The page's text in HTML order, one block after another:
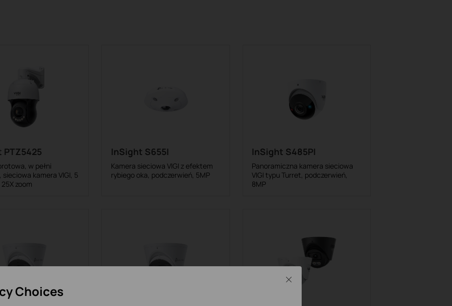
PTZ5425
w pełni
sieciowa kamera VIGI, 5
zoom
InSight S655I
Kamera sieciowa VIGI z efektem
rybiego oka, podczerwień, 5MP
InSight S485PI
Panoramiczna kamera sieciowa
VIGI typu Turret, podczerwień,
8MP
Choices
Close